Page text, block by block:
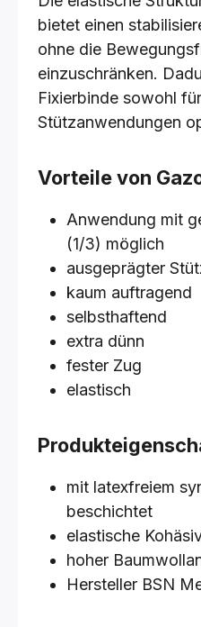
bietet einen
ohne die
einzuschränken.
Fixierbinde sowohl
Stützanwendungen
Vorteile von
Anwendung mit
(1/3) möglich
ausgeprägter
kaum auftragend
selbsthaftend
extra dünn
fester Zug
elastisch
mit latexfreiem
beschichtet
elastische
hoher
Hersteller BSN